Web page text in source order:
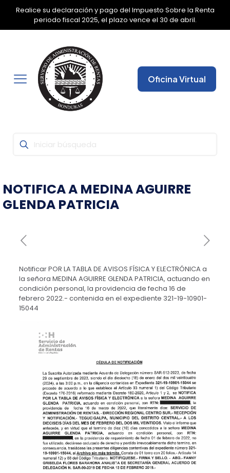
Realice su declaración y pago del Impuesto Sobre la Renta
periodo fiscal 2025, el plazo vence el 30 de abril.
✕
Oficina Virtual
NOTIFICA A MEDINA AGUIRRE
GLENDA PATRICIA
Notificar POR LA TABLA DE AVISOS FÍSICA Y ELECTRÓNICA a
la señora MEDINA AGUIRRE GLENDA PATRICIA, actuando en
condición personal, la providencia de fecha 16 de
febrero 2022.- contenida en el expediente 321-19-10901-
15044